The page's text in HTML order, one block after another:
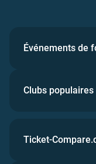
Événements de
Clubs populaires
Ticket-